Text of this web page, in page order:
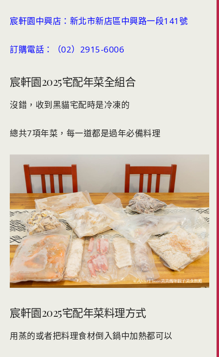
宸軒園中興店：新北市新店區中興路一段141號
訂購電話：（02）2915-6006
宸軒園2025宅配年菜全組合
沒錯，收到黑貓宅配時是冷凍的
總共7項年菜，每一道都是過年必備料理
宸軒園2025宅配年菜料理方式
用蒸的或者把料理食材倒入鍋中加熱都可以